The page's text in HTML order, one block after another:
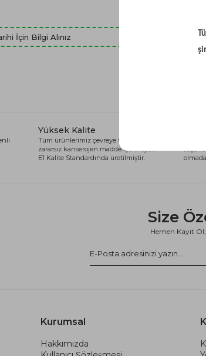
İçin Bilgi Alınız
Yüksek Kalite
Tüm ürünlerimiz çevreye ve sağlığa
zararsız kanserojen madde içermeyen
E1 Kalite Standardında üretilmiştir.
Size
Hemen Kayıt
Kurumsal
Hakkımızda